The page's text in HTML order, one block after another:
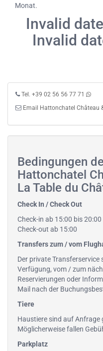
Monat.
Invalid
Invalid
Tel. +39 02 56 56 77 71
Email Hattonchatel Château
Bedingungen
Hattonchatel
La Table du
Check In / Check Out
Check-in ab 15:00 bis 20:00
Check-out ab 15:00
Transfers zum / vom
Der private Transferservice
Verfügung, vom / zum
Reservierungen oder
Mail nach der
Tiere
Haustiere sind auf Anfrage
Möglicherweise fallen
Parkplatz